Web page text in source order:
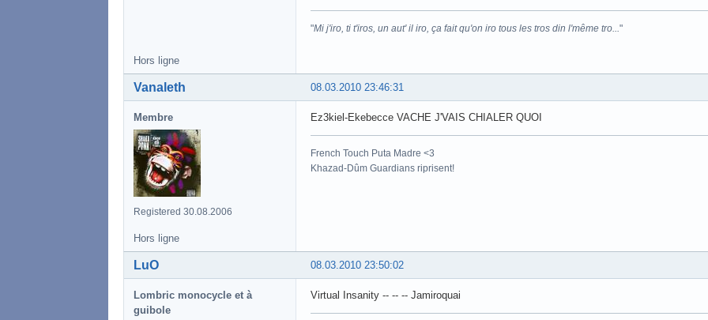
"Mi j'iro, ti t'iros, un aut' il iro, ça fait qu'on iro tous les tros din l'même tro..."
Hors ligne
08.03.2010 23:46:31
Vanaleth
Membre
Registered 30.08.2006
Ez3kiel-Ekebecce VACHE J'VAIS CHIALER QUOI
French Touch Puta Madre <3
Khazad-Dûm Guardians riprisent!
Hors ligne
08.03.2010 23:50:02
LuO
Lombric monocycle et à
guibole
Virtual Insanity -- -- -- Jamiroquai